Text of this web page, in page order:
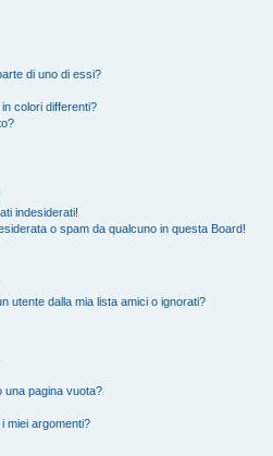
di uno di essi?
colori differenti?
indesiderati!
o spam da qualcuno in questa Board!
utente dalla mia lista amici o ignorati?
una pagina vuota?
miei argomenti?